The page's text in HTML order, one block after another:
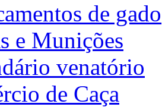
de gado
e Munições
venatório
de Caça